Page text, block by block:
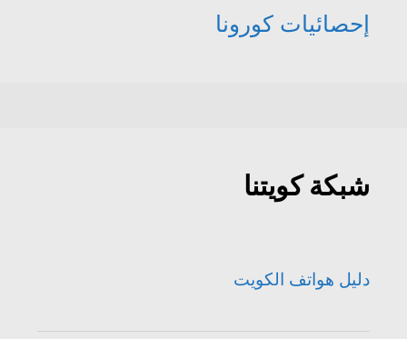
إحصائيات كورونا
شبكة كويتنا
دليل هواتف الكويت